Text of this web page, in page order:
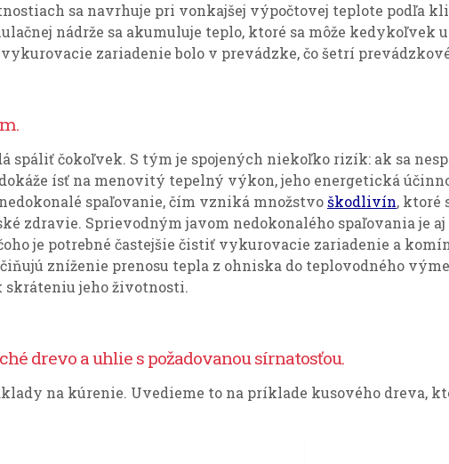
sa navrhuje pri vonkajšej výpočtovej teplote podľa
nádrže sa akumuluje teplo, ktoré sa môže kedykoľvek
zariadenie bolo v prevádzke, čo šetrí
spáliť čokoľvek. S tým je spojených niekoľko rizík: ak sa
ísť na menovitý tepelný výkon, jeho energetická
spaľovanie, čím vzniká množstvoškodlivín, ktoré
zdravie. Sprievodným javom nedokonalého spaľovania je
je potrebné častejšie čistiť vykurovacie zariadenie a
zníženie prenosu tepla z ohniska do teplovodného
jeho životnosti.
drevo a uhlie s požadovanou sírnatosťou.
na kúrenie. Uvedieme to na príklade kusového dreva,